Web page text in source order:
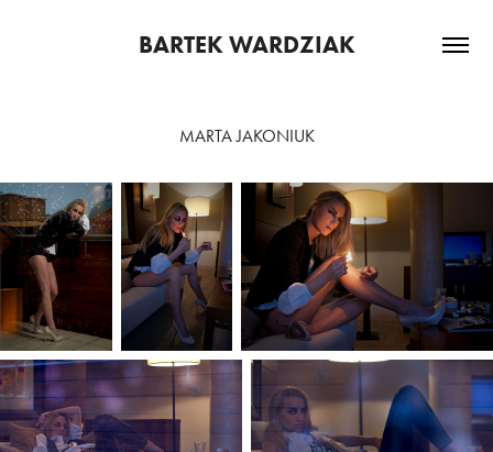
BARTEK WARDZIAK
MARTA JAKONIUK